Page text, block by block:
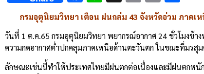
Link
กรมอุตุนิยมวิทยา เตือน ฝนถล่ม 43 จังหวัดอ่วม ภาค
วันที่ 1 ต.ค.65 กรมอุตุนิยมวิทยา พยากรณ์อากาศ 24 ชั่วโมงข้
ความกดอากาศต่ำปกคลุมภาคเหนือด้านตะวันตก ในขณะที่มรสุ
ลักษณะเช่นนี้ทำให้ประเทศไทยมีฝนตกต่อเนื่องและมีฝนตกหนั